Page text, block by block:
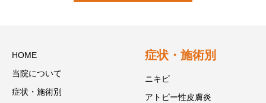
HOME
当院について
症状・施術別
症状・施術別
ニキビ
アトピー性皮膚炎